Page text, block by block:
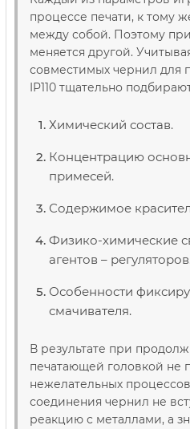
процессе печати, к тому
между собой. Поэтому
меняется другой.
совместимых чернил для
IP110 тщательно
Химический состав.
Концентрацию
примесей.
Содержимое
Физико-химические
агентов –
Особенности
смачивателя.
В результате при
печатающей головкой не
нежелательных
соединения чернил не
реакцию с металлами, а